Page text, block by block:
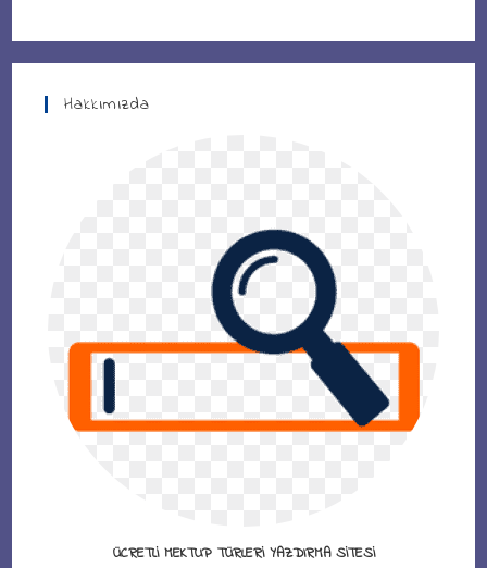
Hakkımızda
ÜCRETLI MEKTUP TÜRLERI YAZDIRMA SITESI